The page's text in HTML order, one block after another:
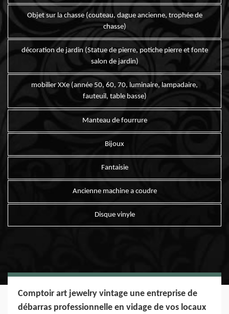
Objet sur la chasse (couteau, dague ancienne, trophée de
chasse)
décoration de jardin (Statue de pierre, potiche pierre et fonte
salon de jardin)
mobilier XXe (année 50, 60, 70, luminaire, lampadaire,
fauteuil, table basse)
Manteau de fourrure
Bijoux
Fantaisie
Ancienne machine a coudre
Disque vinyle
Comptoir art jewelry vintage une entreprise de
débarras professionnelle en vidage de vos locaux